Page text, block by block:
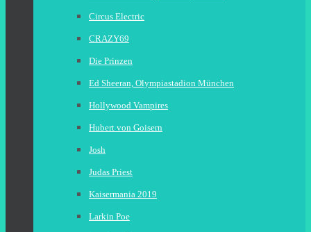
Circus Electric
CRAZY69
Die Prinzen
Ed Sheeran, Olympiastadion München
Hollywood Vampires
Hubert von Goisern
Josh
Judas Priest
Kaisermania 2019
Larkin Poe